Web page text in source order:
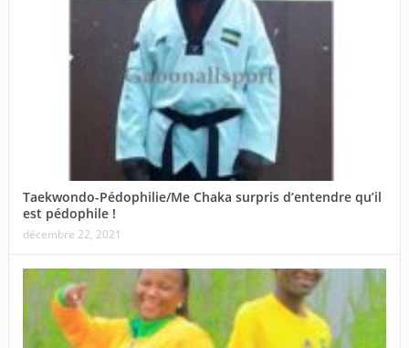
Taekwondo-Pédophilie/Me Chaka surpris d’entendre qu’il
est pédophile !
décembre 22, 2021